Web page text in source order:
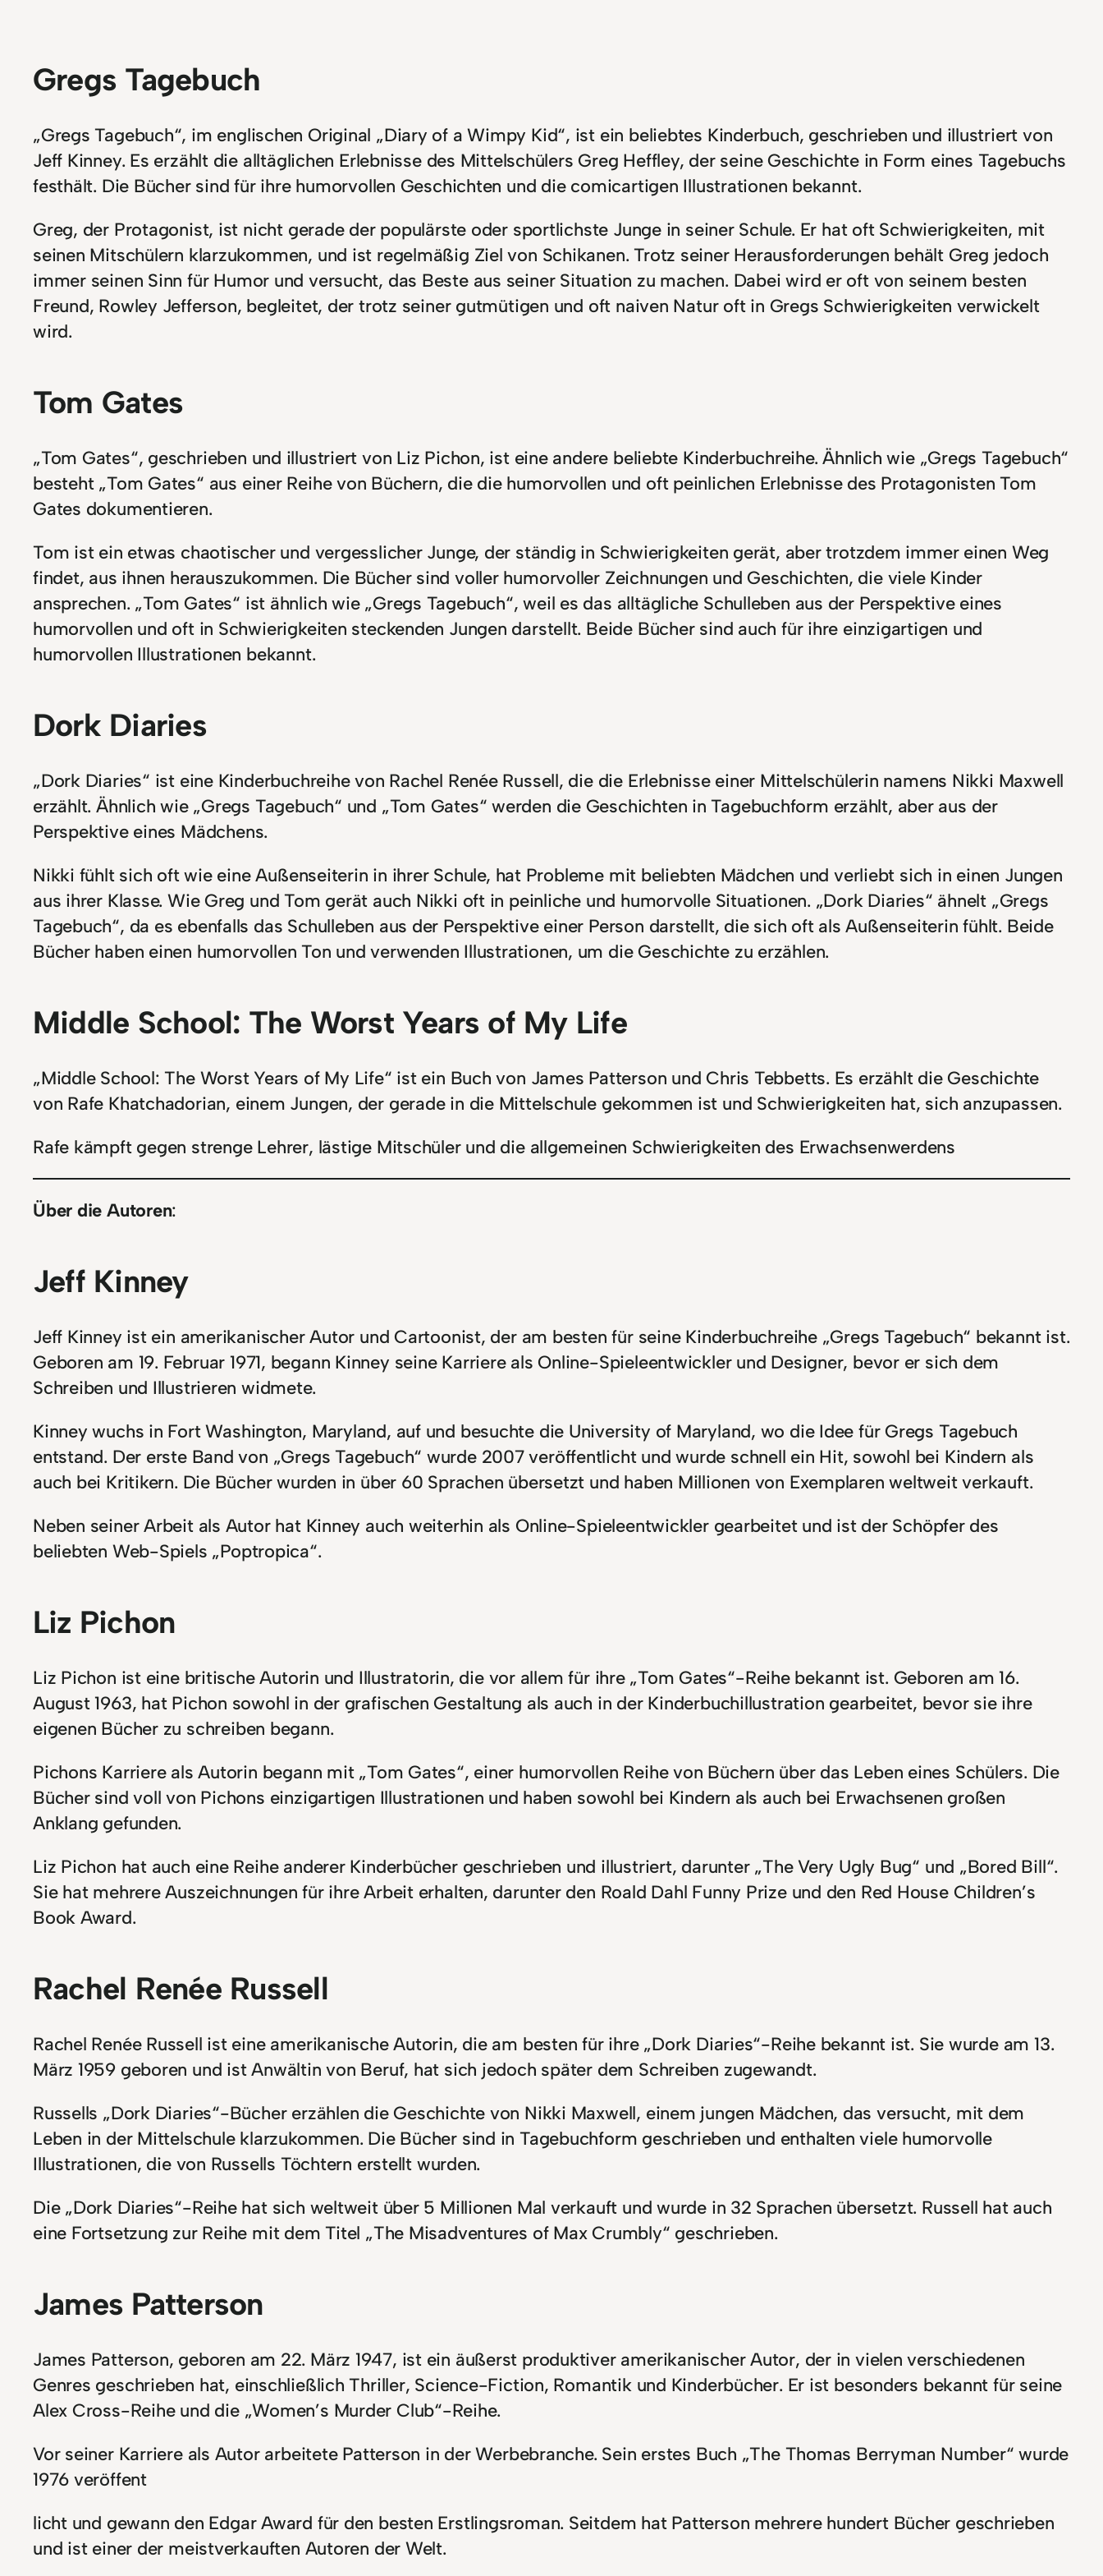
Gregs Tagebuch
„Gregs Tagebuch“, im englischen Original „Diary of a Wimpy Kid“, ist ein beliebtes Kinderbuch, geschrieben und illustriert von
Jeff Kinney. Es erzählt die alltäglichen Erlebnisse des Mittelschülers Greg Heffley, der seine Geschichte in Form eines Tagebuchs
festhält. Die Bücher sind für ihre humorvollen Geschichten und die comicartigen Illustrationen bekannt.
Greg, der Protagonist, ist nicht gerade der populärste oder sportlichste Junge in seiner Schule. Er hat oft Schwierigkeiten, mit
seinen Mitschülern klarzukommen, und ist regelmäßig Ziel von Schikanen. Trotz seiner Herausforderungen behält Greg jedoch
immer seinen Sinn für Humor und versucht, das Beste aus seiner Situation zu machen. Dabei wird er oft von seinem besten
Freund, Rowley Jefferson, begleitet, der trotz seiner gutmütigen und oft naiven Natur oft in Gregs Schwierigkeiten verwickelt
wird.
Tom Gates
„Tom Gates“, geschrieben und illustriert von Liz Pichon, ist eine andere beliebte Kinderbuchreihe. Ähnlich wie „Gregs Tagebuch“
besteht „Tom Gates“ aus einer Reihe von Büchern, die die humorvollen und oft peinlichen Erlebnisse des Protagonisten Tom
Gates dokumentieren.
Tom ist ein etwas chaotischer und vergesslicher Junge, der ständig in Schwierigkeiten gerät, aber trotzdem immer einen Weg
findet, aus ihnen herauszukommen. Die Bücher sind voller humorvoller Zeichnungen und Geschichten, die viele Kinder
ansprechen. „Tom Gates“ ist ähnlich wie „Gregs Tagebuch“, weil es das alltägliche Schulleben aus der Perspektive eines
humorvollen und oft in Schwierigkeiten steckenden Jungen darstellt. Beide Bücher sind auch für ihre einzigartigen und
humorvollen Illustrationen bekannt.
Dork Diaries
„Dork Diaries“ ist eine Kinderbuchreihe von Rachel Renée Russell, die die Erlebnisse einer Mittelschülerin namens Nikki Maxwell
erzählt. Ähnlich wie „Gregs Tagebuch“ und „Tom Gates“ werden die Geschichten in Tagebuchform erzählt, aber aus der
Perspektive eines Mädchens.
Nikki fühlt sich oft wie eine Außenseiterin in ihrer Schule, hat Probleme mit beliebten Mädchen und verliebt sich in einen Jungen
aus ihrer Klasse. Wie Greg und Tom gerät auch Nikki oft in peinliche und humorvolle Situationen. „Dork Diaries“ ähnelt „Gregs
Tagebuch“, da es ebenfalls das Schulleben aus der Perspektive einer Person darstellt, die sich oft als Außenseiterin fühlt. Beide
Bücher haben einen humorvollen Ton und verwenden Illustrationen, um die Geschichte zu erzählen.
Middle School: The Worst Years of My Life
„Middle School: The Worst Years of My Life“ ist ein Buch von James Patterson und Chris Tebbetts. Es erzählt die Geschichte
von Rafe Khatchadorian, einem Jungen, der gerade in die Mittelschule gekommen ist und Schwierigkeiten hat, sich anzupassen.
Rafe kämpft gegen strenge Lehrer, lästige Mitschüler und die allgemeinen Schwierigkeiten des Erwachsenwerdens
Über die Autoren:
Jeff Kinney
Jeff Kinney ist ein amerikanischer Autor und Cartoonist, der am besten für seine Kinderbuchreihe „Gregs Tagebuch“ bekannt ist.
Geboren am 19. Februar 1971, begann Kinney seine Karriere als Online-Spieleentwickler und Designer, bevor er sich dem
Schreiben und Illustrieren widmete.
Kinney wuchs in Fort Washington, Maryland, auf und besuchte die University of Maryland, wo die Idee für Gregs Tagebuch
entstand. Der erste Band von „Gregs Tagebuch“ wurde 2007 veröffentlicht und wurde schnell ein Hit, sowohl bei Kindern als
auch bei Kritikern. Die Bücher wurden in über 60 Sprachen übersetzt und haben Millionen von Exemplaren weltweit verkauft.
Neben seiner Arbeit als Autor hat Kinney auch weiterhin als Online-Spieleentwickler gearbeitet und ist der Schöpfer des
beliebten Web-Spiels „Poptropica“.
Liz Pichon
Liz Pichon ist eine britische Autorin und Illustratorin, die vor allem für ihre „Tom Gates“-Reihe bekannt ist. Geboren am 16.
August 1963, hat Pichon sowohl in der grafischen Gestaltung als auch in der Kinderbuchillustration gearbeitet, bevor sie ihre
eigenen Bücher zu schreiben begann.
Pichons Karriere als Autorin begann mit „Tom Gates“, einer humorvollen Reihe von Büchern über das Leben eines Schülers. Die
Bücher sind voll von Pichons einzigartigen Illustrationen und haben sowohl bei Kindern als auch bei Erwachsenen großen
Anklang gefunden.
Liz Pichon hat auch eine Reihe anderer Kinderbücher geschrieben und illustriert, darunter „The Very Ugly Bug“ und „Bored Bill“.
Sie hat mehrere Auszeichnungen für ihre Arbeit erhalten, darunter den Roald Dahl Funny Prize und den Red House Children’s
Book Award.
Rachel Renée Russell
Rachel Renée Russell ist eine amerikanische Autorin, die am besten für ihre „Dork Diaries“-Reihe bekannt ist. Sie wurde am 13.
März 1959 geboren und ist Anwältin von Beruf, hat sich jedoch später dem Schreiben zugewandt.
Russells „Dork Diaries“-Bücher erzählen die Geschichte von Nikki Maxwell, einem jungen Mädchen, das versucht, mit dem
Leben in der Mittelschule klarzukommen. Die Bücher sind in Tagebuchform geschrieben und enthalten viele humorvolle
Illustrationen, die von Russells Töchtern erstellt wurden.
Die „Dork Diaries“-Reihe hat sich weltweit über 5 Millionen Mal verkauft und wurde in 32 Sprachen übersetzt. Russell hat auch
eine Fortsetzung zur Reihe mit dem Titel „The Misadventures of Max Crumbly“ geschrieben.
James Patterson
James Patterson, geboren am 22. März 1947, ist ein äußerst produktiver amerikanischer Autor, der in vielen verschiedenen
Genres geschrieben hat, einschließlich Thriller, Science-Fiction, Romantik und Kinderbücher. Er ist besonders bekannt für seine
Alex Cross-Reihe und die „Women’s Murder Club“-Reihe.
Vor seiner Karriere als Autor arbeitete Patterson in der Werbebranche. Sein erstes Buch „The Thomas Berryman Number“ wurde
1976 veröffent
licht und gewann den Edgar Award für den besten Erstlingsroman. Seitdem hat Patterson mehrere hundert Bücher geschrieben
und ist einer der meistverkauften Autoren der Welt.